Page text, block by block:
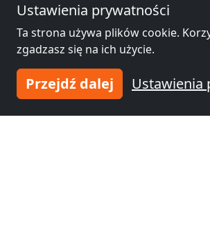
Ustawienia prywatności
Ta strona używa plików cookie.
zgadzasz się na ich użycie.
Przejdź dalej Ustawienia